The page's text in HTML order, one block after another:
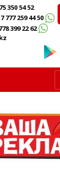
350 54 52
259 44 50
399 22 62